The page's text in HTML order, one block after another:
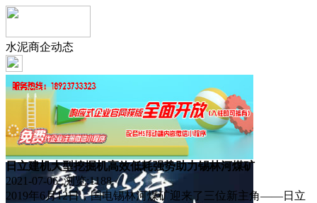
水泥商企动态
日立建机大型挖掘机高效低耗强势助力锡林河煤矿
2021-07-06 浏览:1188
2019年6月12日，国电锡林河煤矿迎来了三位新主角——日立